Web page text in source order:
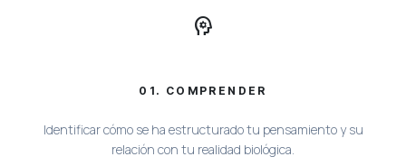
psychology
01. COMPRENDER
Identificar cómo se ha estructurado tu pensamiento y su
relación con tu realidad biológica.